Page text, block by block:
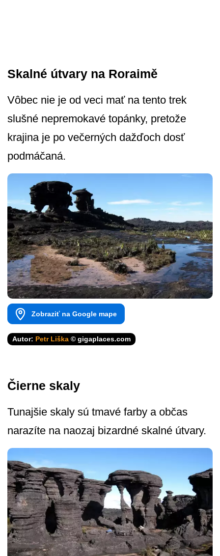
Skalné útvary na Roraimě
Vôbec nie je od veci mať na tento trek
slušné nepremokavé topánky, pretože
krajina je po večerných dažďoch dosť
podmáčaná.
Zobraziť na Google mape
Autor: Petr Liška © gigaplaces.com
Čierne skaly
Tunajšie skaly sú tmavé farby a občas
narazíte na naozaj bizardné skalné útvary.